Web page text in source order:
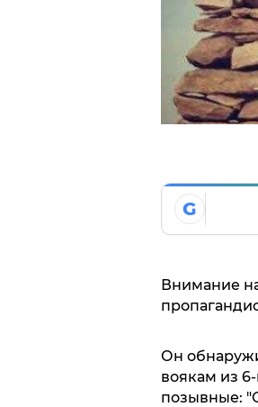
G
Внимание
Он
воякам из
позывные: